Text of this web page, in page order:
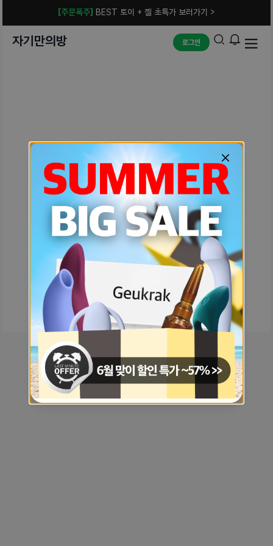
[주문폭주] BEST 토이 + 젤 초특가 보러가기 >
자기만의방 로그인
예상치 못한 에러입니다.